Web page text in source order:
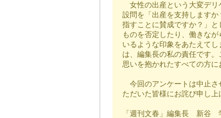
女性の出産という大変デリ
設問を「出産を支持します
指すことに賛成ですか？」
ものを否定したり、働きな
いるような印象をあたえて
は、編集長の私の責任です
思いを抱かれたすべての方
今回のアンケートは中止さ
ただいた皆様にお詫び申し上
「週刊文春」編集長 新谷